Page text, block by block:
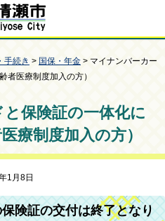
手続き > 国保・年金 > マイナンバーカー
者医療制度加入の方）
保険証の一体化に
療制度加入の方）
1月8日
険証の交付は終了となり